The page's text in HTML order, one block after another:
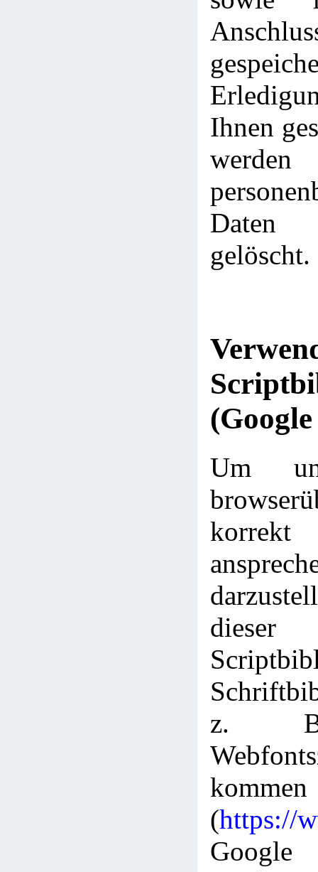
Ihnen
werden
Daten
gelöscht.
Um
korrekt
z.
kommen
(https://